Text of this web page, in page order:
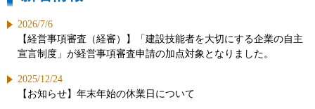
2026/7/6
【経営事項審査（経審）】「建設技能者を大切にする企業の自主
宣言制度」が経営事項審査申請の加点対象となりました。
2025/12/24
【お知らせ】年末年始の休業日について